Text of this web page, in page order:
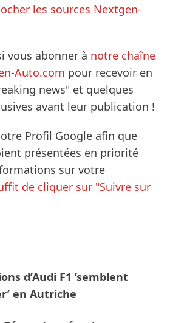
les sources Nextgen-
vous abonner à notre chaîne
Auto.com pour recevoir en
news" et quelques
avant leur publication !
Profil Google afin que
présentées en priorité
sur votre
de cliquer sur "Suivre sur
d’Audi F1 ’semblent
en Autriche